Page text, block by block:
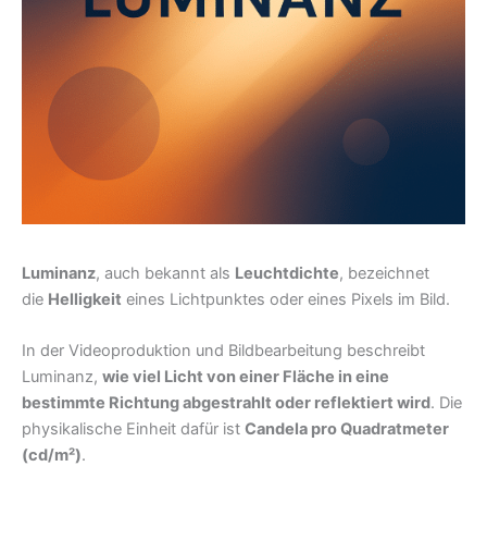
Luminanz, auch bekannt als Leuchtdichte, bezeichnet
die Helligkeit eines Lichtpunktes oder eines Pixels im Bild.
In der Videoproduktion und Bildbearbeitung beschreibt
Luminanz, wie viel Licht von einer Fläche in eine
bestimmte Richtung abgestrahlt oder reflektiert wird. Die
physikalische Einheit dafür ist Candela pro Quadratmeter
(cd/m²).